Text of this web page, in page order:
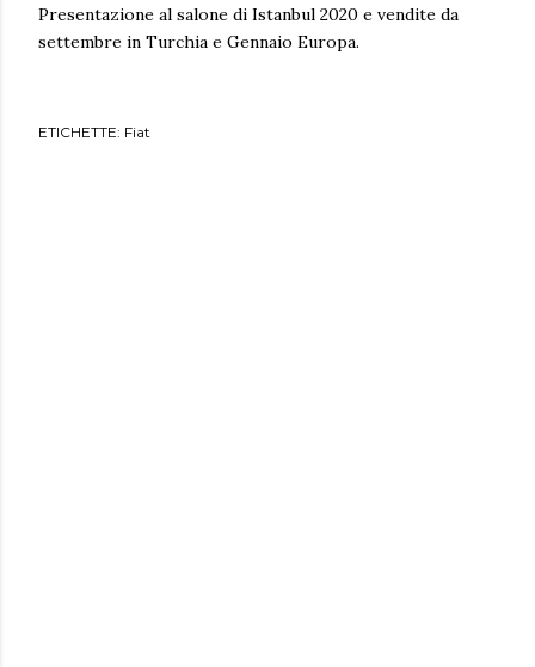
Presentazione al salone di Istanbul 2020 e vendite da
settembre in Turchia e Gennaio Europa.
ETICHETTE: Fiat